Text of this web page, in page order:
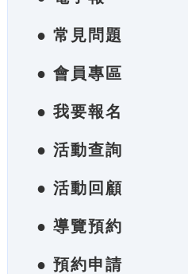
● 常見問題
● 會員專區
● 我要報名
● 活動查詢
● 活動回顧
● 導覽預約
● 預約申請